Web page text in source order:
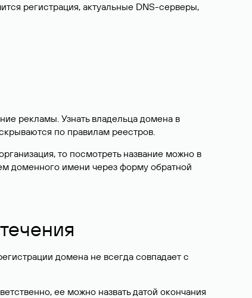
регистрация, актуальные DNS-серверы,
рекламы. Узнать владельца домена в
по правилам реестров.
то посмотреть название можно в
доменного имени через форму обратной
домена не всегда совпадает с
ее можно назвать датой окончания